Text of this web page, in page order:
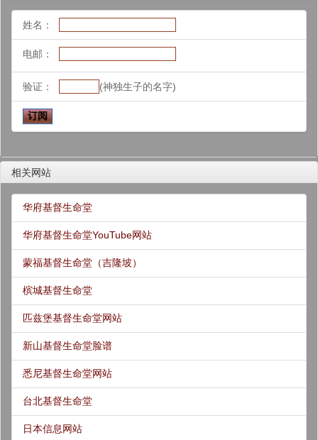
姓名：
电邮：
验证： (神独生子的名字)
相关网站
华府基督生命堂
华府基督生命堂YouTube网站
蒙福基督生命堂（吉隆坡）
槟城基督生命堂
匹兹堡基督生命堂网站
新山基督生命堂脸谱
悉尼基督生命堂网站
台北基督生命堂
日本信息网站